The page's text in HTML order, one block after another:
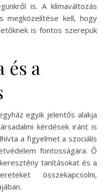
is. A klímaváltozás
megközelítése kell, hogy
is fontos szerepük
és a
egyik jelentős alakja
kérdések iránt is
a figyelmet a szociális
fontosságára. Ő
tanításokat és a
összekapcsolni,